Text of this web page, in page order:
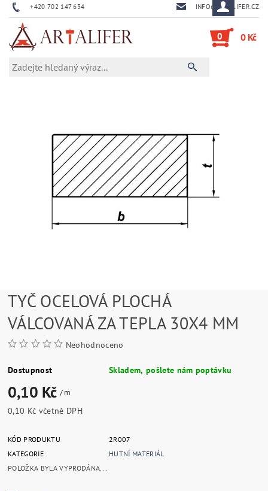
+420 702 147 634 INFO@ARTALIFER.CZ
0 0 Kč
TYČ OCELOVÁ PLOCHÁ
VÁLCOVANÁ ZA TEPLA 30X4 MM
Neohodnoceno
Dostupnost Skladem, pošlete nám poptávku
0,10 Kč/ m
0,10 Kč včetně DPH
KÓD PRODUKTU
2R007
KATEGORIE
HUTNÍ MATERIÁL
POLOŽKA BYLA VYPRODÁNA...